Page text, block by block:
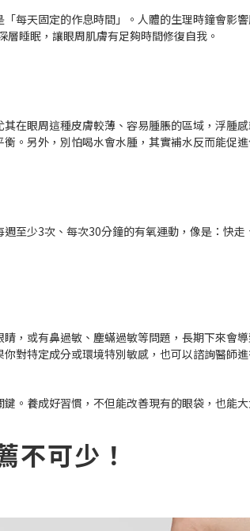
每天固定的作息時間」。人體的生理時鐘會影
睡眠，讓眼周肌膚有足夠時間修復自我。
在眼周這種皮膚較薄、容易腫脹的區域，浮腫
。另外，別怕喝水會水腫，其實補水反而能促
至少3次、每次30分鐘的有氧運動，像是：快
，或有鼻過敏、塵蟎過敏等問題，長期下來會
對特定成分或環境特別敏感，也可以諮詢醫師
。養成好習慣，不但能改善現有的眼袋，也能大
不可少！